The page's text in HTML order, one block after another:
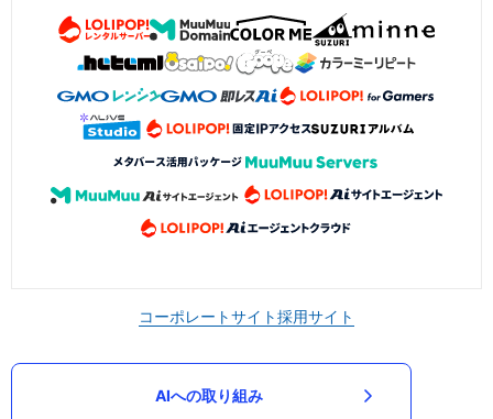
コーポレートサイト採用サイト
AIへの取り組み